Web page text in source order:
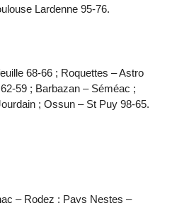
Lardenne 95-76.
68-66 ; Roquettes – Astro
59 ; Barbazan – Séméac ;
; Ossun – St Puy 98-65.
– Rodez ; Pays Nestes –